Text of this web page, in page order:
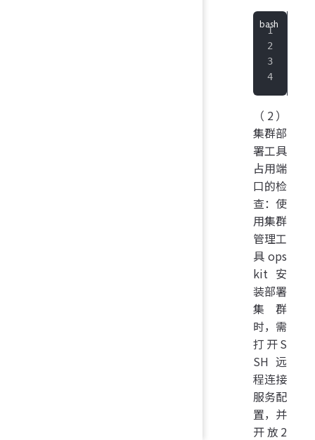
（2）
集群部
署工具
占用端
口的检
查：使
用集群
管理工
具ops
kit安
装部署
集群
时，需
打开S
SH远
程连接
服务配
置，并
开放2